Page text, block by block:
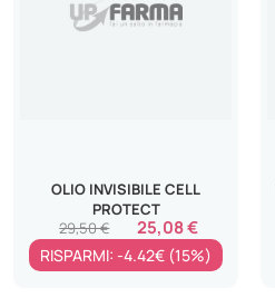
OLIO INVISIBILE CELL
PROTECT
25,08 €
29,50 €
RISPARMI: -4.42€ (15%)